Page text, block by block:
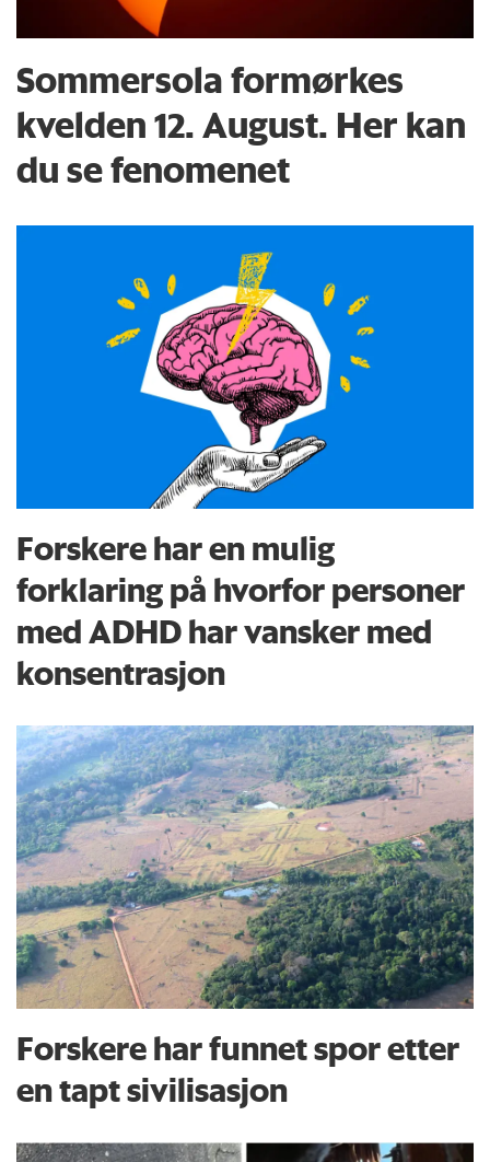
Sommersola formørkes
kvelden 12. August. Her kan
du se fenomenet
Forskere har en mulig
forklaring på hvorfor personer
med ADHD har vansker med
konsentrasjon
Forskere har funnet spor etter
en tapt sivilisasjon